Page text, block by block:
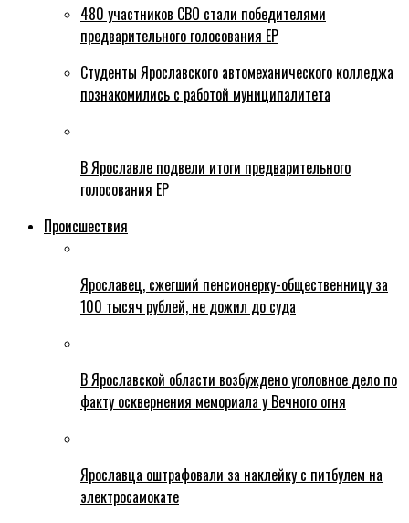
480 участников СВО стали победителями
предварительного голосования ЕР
Студенты Ярославского автомеханического колледжа
познакомились с работой муниципалитета
В Ярославле подвели итоги предварительного
голосования ЕР
Происшествия
Ярославец, сжегший пенсионерку-общественницу за
100 тысяч рублей, не дожил до суда
В Ярославской области возбуждено уголовное дело по
факту осквернения мемориала у Вечного огня
Ярославца оштрафовали за наклейку с питбулем на
электросамокате